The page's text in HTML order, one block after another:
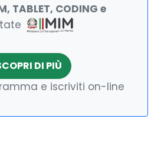
TABLET, CODING e
DI PIÙ
e iscriviti on-line